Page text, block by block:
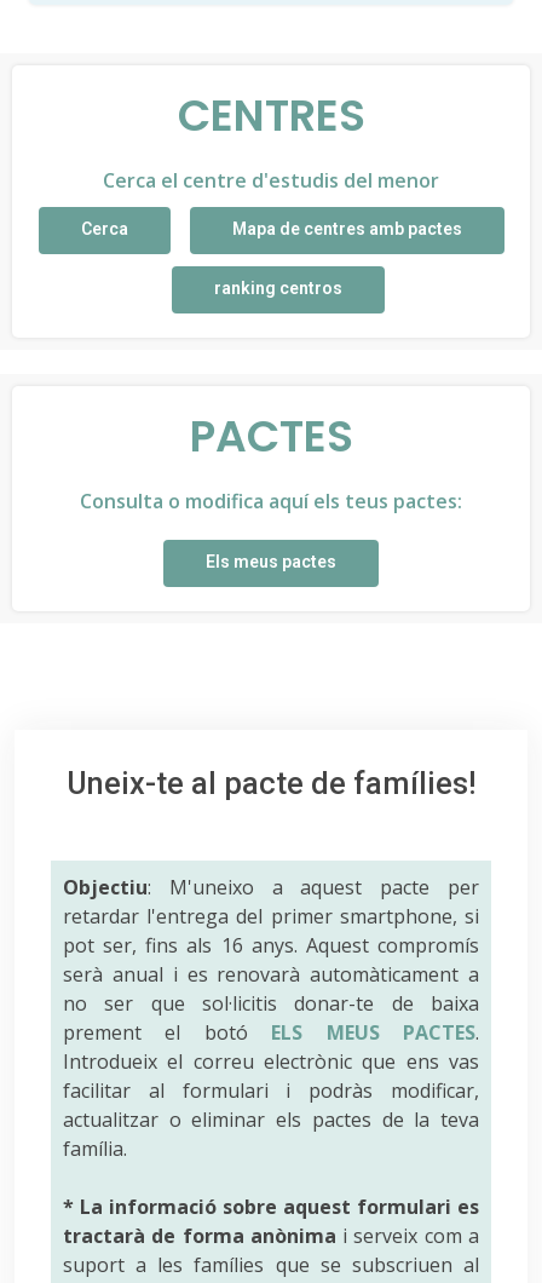
CENTRES
Cerca el centre d'estudis del menor
Cerca Mapa de centres amb pactes
ranking centros
PACTES
Consulta o modifica aquí els teus pactes:
Els meus pactes
Uneix-te al pacte de famílies!
Objectiu: M'uneixo a aquest pacte per
retardar l'entrega del primer smartphone, si
pot ser, fins als 16 anys. Aquest compromís
serà anual i es renovarà automàticament a
no ser que sol·licitis donar-te de baixa
prement el botó ELS MEUS PACTES.
Introdueix el correu electrònic que ens vas
facilitar al formulari i podràs modificar,
actualitzar o eliminar els pactes de la teva
família.
* La informació sobre aquest formulari es
tractarà de forma anònima i serveix com a
suport a les famílies que se subscriuen al